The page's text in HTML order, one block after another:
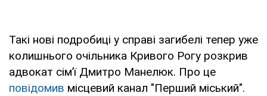
Такі нові подробиці у справі загибелі тепер уже
колишнього очільника Кривого Рогу розкрив
адвокат сім’ї Дмитро Манелюк. Про це
повідомив місцевий канал "Перший міський".